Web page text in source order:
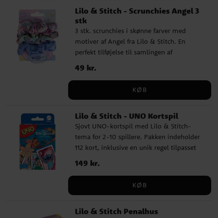
på solen eller udsættelse for kunstigt
producerede UV-stråler. Til børn over 36+
måneder. Dette er et officielt licenseret
Lilo & Stitch produkt fra producenten
Cerdá.
Lilo & Stitch - Scrunchies Angel 3
stk
3 stk. scrunchies i skønne farver med
motiver af Angel fra Lilo & Stitch. En
perfekt tilføjelse til samlingen af
hvilket gør dem både bløde og holdbare.
samtidig give en sjov og legende stil.
Pris :49 kr.
49 kr.
KØB
Lilo & Stitch - UNO Kortspil
Sjovt UNO-kortspil med Lilo & Stitch-
tema for 2-10 spillere. Pakken indeholder
112 kort, inklusive en unik regel tilpasset
Lilo & Stitch-temaet, samt instruktioner
på engelsk. Perfekt til børn fra 7 år og
et officielt licenseret produkt fra Mattel.
Pris:149 kr.
149 kr.
KØB
Lilo & Stitch Penalhus